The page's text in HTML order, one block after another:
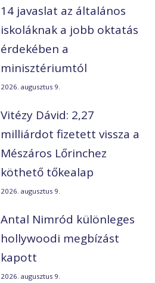
14 javaslat az általános
iskoláknak a jobb oktatás
érdekében a
minisztériumtól
2026. augusztus 9.
Vitézy Dávid: 2,27
milliárdot fizetett vissza a
Mészáros Lőrinchez
köthető tőkealap
2026. augusztus 9.
Antal Nimród különleges
hollywoodi megbízást
kapott
2026. augusztus 9.